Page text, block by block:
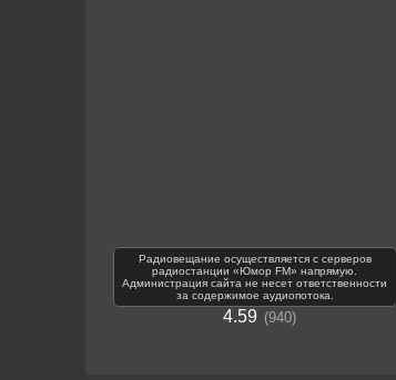
Радиовещание осуществляется с серверов
радиостанции «Юмор FM» напрямую.
Администрация сайта не несет ответственности
за содержимое аудиопотока.
4.59 940